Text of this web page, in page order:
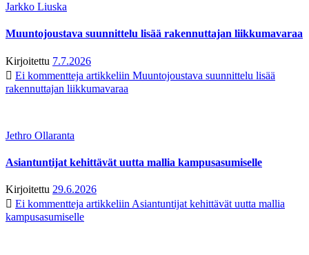
Jarkko Liuska
Muuntojoustava suunnittelu lisää rakennuttajan liikkumavaraa
Kirjoitettu 7.7.2026
Ei kommentteja artikkeliin Muuntojoustava suunnittelu lisää
rakennuttajan liikkumavaraa
Jethro Ollaranta
Asiantuntijat kehittävät uutta mallia kampusasumiselle
Kirjoitettu 29.6.2026
Ei kommentteja artikkeliin Asiantuntijat kehittävät uutta mallia
kampusasumiselle